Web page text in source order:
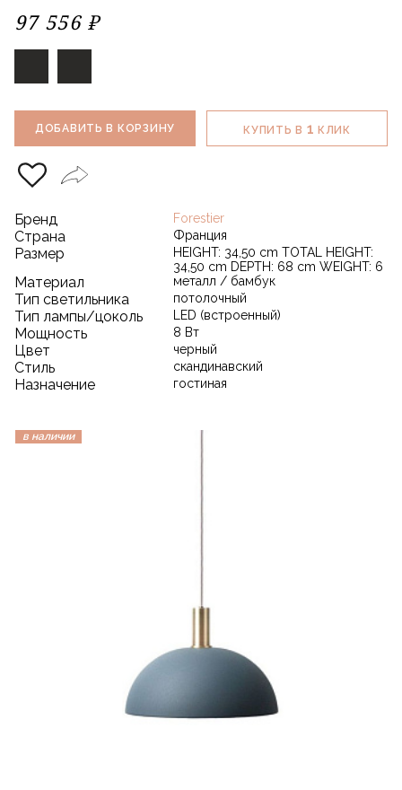
97 556 ₽
ДОБАВИТЬ В КОРЗИНУ КУПИТЬ В 1 КЛИК
Бренд Forestier
Страна Франция
Размер
HEIGHT: 34,50 cm TOTAL HEIGHT:
34,50 cm DEPTH: 68 cm WEIGHT: 6
Материал металл / бамбук
Тип светильника потолочный
Тип лампы/цоколь LED (встроенный)
Мощность 8 Вт
Цвет черный
Стиль скандинавский
Назначение гостиная
в наличии